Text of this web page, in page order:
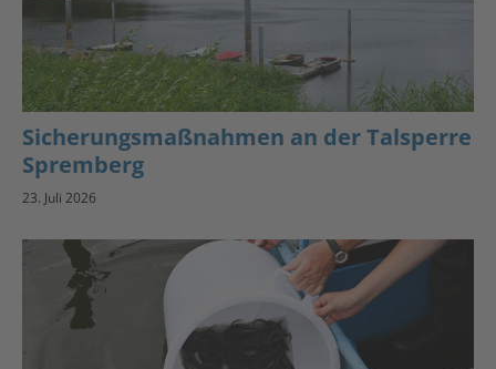
Sicherungsmaßnahmen an der Talsperre
Spremberg
23. Juli 2026